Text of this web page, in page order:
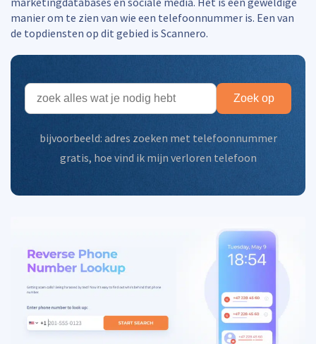
manier om te zien van wie een telefoonnummer is. Een van
de topdiensten op dit gebied is Scannero.
Zoek op
bijvoorbeeld: adres zoeken met telefoonnummer
gratis, hoe vind ik mijn verloren telefoon